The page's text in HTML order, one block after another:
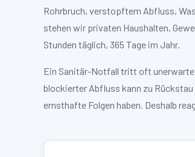
Rohrbruch, verstopftem Abfluss,
stehen wir privaten Haushalten,
Stunden täglich, 365 Tage im Jahr.
Ein Sanitär-Notfall tritt oft
blockierter Abfluss kann zu
ernsthafte Folgen haben. Deshalb